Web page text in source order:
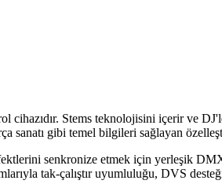
Stems teknolojisini içerir ve
gibi temel bilgileri sağlayan
senkronize etmek için yerleşik
tak-çalıştır uyumluluğu, DVS